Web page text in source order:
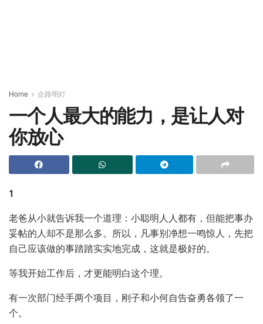
Home 企路明灯
一个人最大的能力，是让人对
你放心
1
老爸从小就告诉我一个道理：小聪明人人都有，但能把事办
妥帖的人却不是那么多。所以，凡事别净想一鸣惊人，先把
自己应该做的事踏踏实实地完成，这就是极好的。
等我开始工作后，才更能明白这个理。
有一次部门经手两个项目，刚子和小何自告奋勇各领了一
个。